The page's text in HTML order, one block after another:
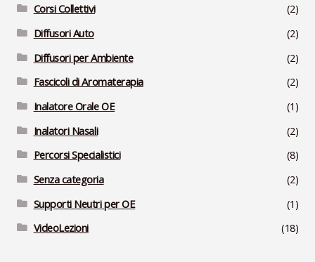
Corsi Collettivi
(2)
Diffusori Auto
(2)
Diffusori per Ambiente
(2)
Fascicoli di Aromaterapia
(2)
Inalatore Orale OE
(1)
Inalatori Nasali
(2)
Percorsi Specialistici
(8)
Senza categoria
(2)
Supporti Neutri per OE
(1)
VideoLezioni
(18)